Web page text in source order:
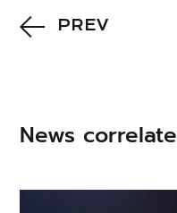
PREV
News correlate